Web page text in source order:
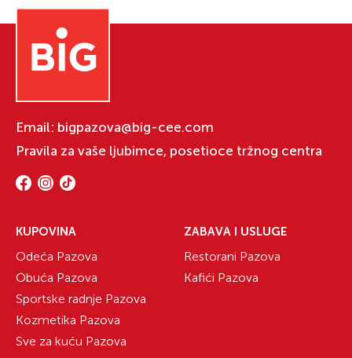
Email: bigpazova@big-cee.com
Pravila za vaše ljubimce, posetioce tržnog centra
KUPOVINA
Odeća Pazova
Obuća Pazova
Sportske radnje Pazova
Kozmetika Pazova
Sve za kuću Pazova
ZABAVA I USLUGE
Restorani Pazova
Kafići Pazova